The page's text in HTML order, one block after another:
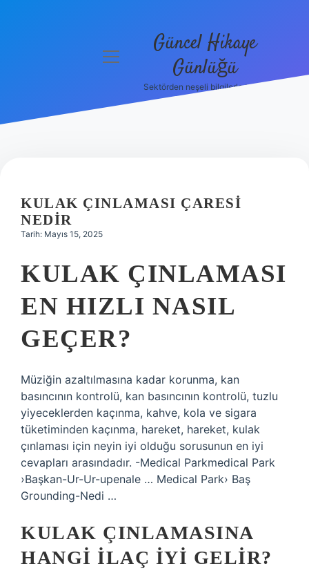
Hakkımızda
menüyü
Güncel Hikaye
Günlüğü
Sektörden neşeli bilgilerle tanış!
KULAK ÇINLAMASI ÇARESI
NEDIR
Tarih: Mayıs 15, 2025
KULAK ÇINLAMASI
EN HIZLI NASIL
GEÇER?
Müziğin azaltılmasına kadar korunma, kan
basıncının kontrolü, kan basıncının kontrolü, tuzlu
yiyeceklerden kaçınma, kahve, kola ve sigara
tüketiminden kaçınma, hareket, hareket, kulak
çınlaması için neyin iyi olduğu sorusunun en iyi
cevapları arasındadır. -Medical Parkmedical Park
›Başkan-Ur-Ur-upenale … Medical Park› Baş
Grounding-Nedi …
KULAK ÇINLAMASINA
HANGI ILAÇ IYI GELIR?